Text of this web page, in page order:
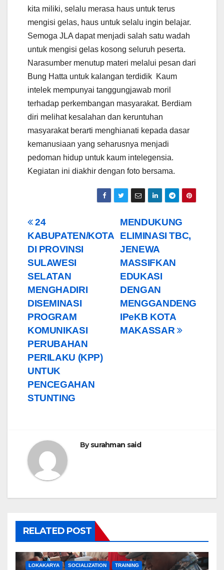
kita miliki, selalu merasa haus untuk terus
mengisi gelas, haus untuk selalu ingin belajar.
Semoga JLA dapat menjadi salah satu wadah
untuk mengisi gelas kosong seluruh peserta.
Narasumber menutup materi melalui pesan dari
Bung Hatta untuk kalangan terdidik Kaum
intelek mempunyai tanggungjawab moril
terhadap perkembangan masyarakat. Berdiam
diri melihat kesalahan dan keruntuhan
masyarakat berarti menghianati kepada dasar
kemanusiaan yang seharusnya menjadi
pedoman hidup untuk kaum intelegensia.
Kegiatan ini diakhir dengan foto bersama.
Post
navigation
MENDUKUNG
ELIMINASI TBC,
JENEWA
MASSIFKAN
EDUKASI
DENGAN
MENGGANDENG
IPeKB KOTA
MAKASSAR
24
KABUPATEN/KOTA
DI PROVINSI
SULAWESI
SELATAN
MENGHADIRI
DISEMINASI
PROGRAM
KOMUNIKASI
PERUBAHAN
PERILAKU (KPP)
UNTUK
PENCEGAHAN
STUNTING
Bysurahman said
RELATED POST
LOKAKARYA SOCIALIZATION TRAINING